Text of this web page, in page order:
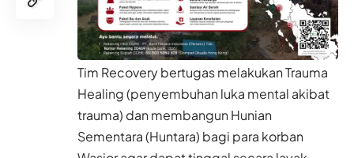
Tim Recovery bertugas melakukan Trauma
Healing (penyembuhan luka mental akibat
trauma) dan membangun Hunian
Sementara (Huntara) bagi para korban